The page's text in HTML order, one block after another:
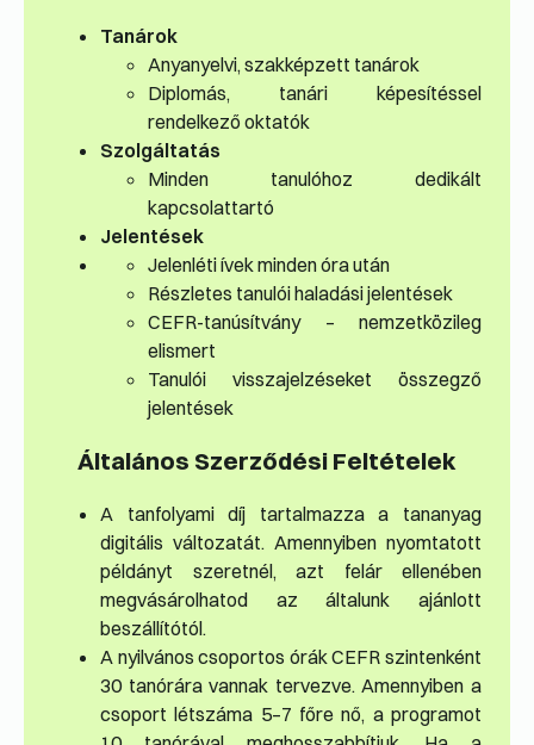
Tanárok
Anyanyelvi, szakképzett tanárok
Diplomás, tanári képesítéssel
rendelkező oktatók
Szolgáltatás
Minden tanulóhoz dedikált
kapcsolattartó
Jelentések
Jelenléti ívek minden óra után
Részletes tanulói haladási jelentések
CEFR-tanúsítvány – nemzetközileg
elismert
Tanulói visszajelzéseket összegző
jelentések
Általános Szerződési Feltételek
A tanfolyami díj tartalmazza a tananyag
digitális változatát. Amennyiben nyomtatott
példányt szeretnél, azt felár ellenében
megvásárolhatod az általunk ajánlott
beszállítótól.
A nyilvános csoportos órák CEFR szintenként
30 tanórára vannak tervezve. Amennyiben a
csoport létszáma 5–7 főre nő, a programot